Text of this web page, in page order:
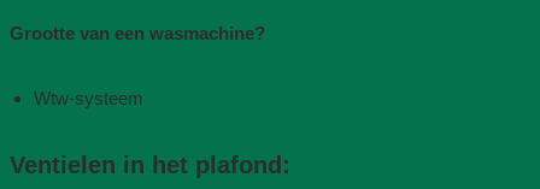
Grootte van een wasmachine?
Wtw-systeem
Ventielen in het plafond: